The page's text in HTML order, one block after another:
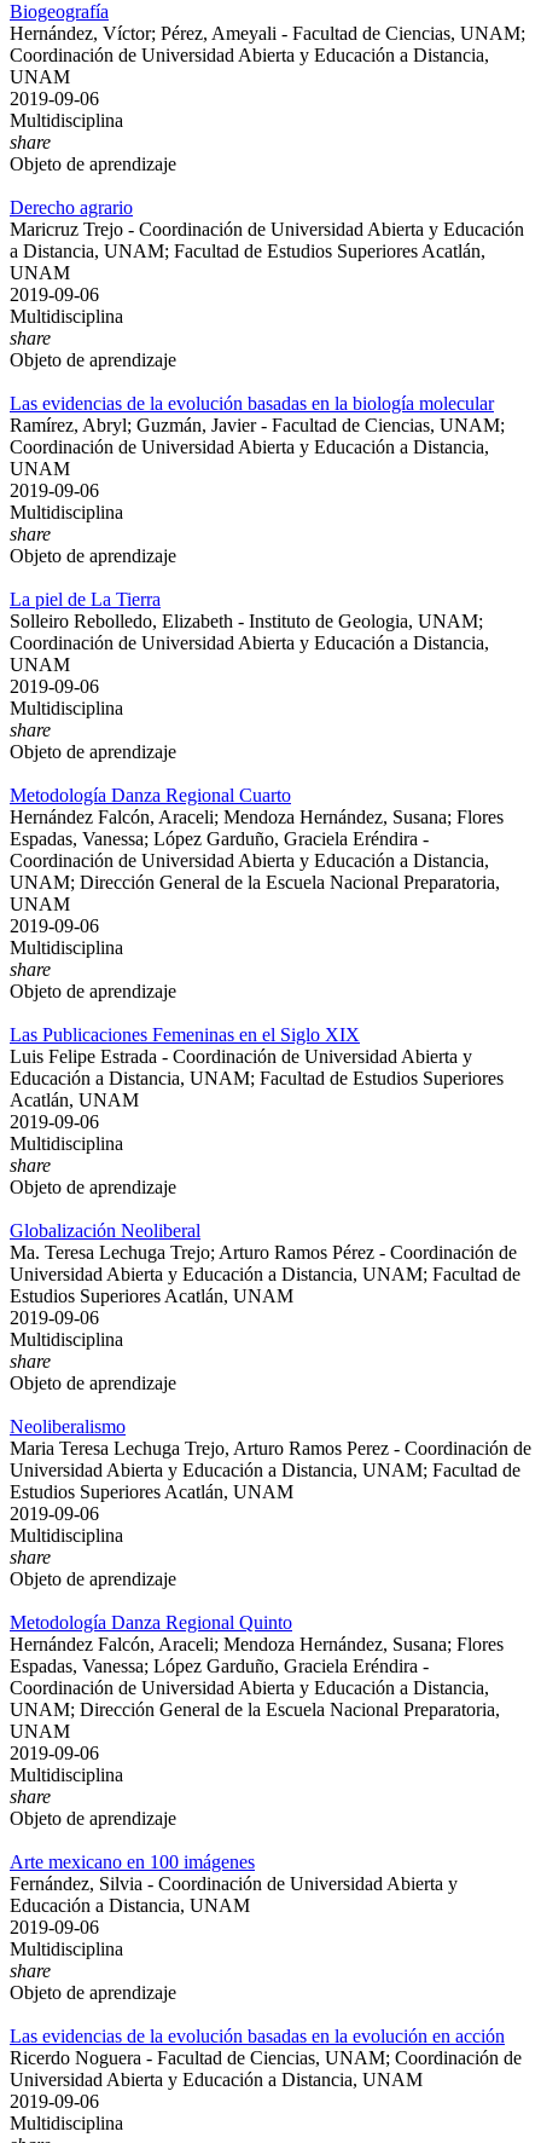
Biogeografía
Hernández, Víctor; Pérez, Ameyali - Facultad de Ciencias, UNAM;
Coordinación de Universidad Abierta y Educación a Distancia,
UNAM
2019-09-06
Multidisciplina
share
Objeto de aprendizaje
Derecho agrario
Maricruz Trejo - Coordinación de Universidad Abierta y Educación
a Distancia, UNAM; Facultad de Estudios Superiores Acatlán,
UNAM
2019-09-06
Multidisciplina
share
Objeto de aprendizaje
Las evidencias de la evolución basadas en la biología molecular
Ramírez, Abryl; Guzmán, Javier - Facultad de Ciencias, UNAM;
Coordinación de Universidad Abierta y Educación a Distancia,
UNAM
2019-09-06
Multidisciplina
share
Objeto de aprendizaje
La piel de La Tierra
Solleiro Rebolledo, Elizabeth - Instituto de Geologia, UNAM;
Coordinación de Universidad Abierta y Educación a Distancia,
UNAM
2019-09-06
Multidisciplina
share
Objeto de aprendizaje
Metodología Danza Regional Cuarto
Hernández Falcón, Araceli; Mendoza Hernández, Susana; Flores
Espadas, Vanessa; López Garduño, Graciela Eréndira -
Coordinación de Universidad Abierta y Educación a Distancia,
UNAM; Dirección General de la Escuela Nacional Preparatoria,
UNAM
2019-09-06
Multidisciplina
share
Objeto de aprendizaje
Las Publicaciones Femeninas en el Siglo XIX
Luis Felipe Estrada - Coordinación de Universidad Abierta y
Educación a Distancia, UNAM; Facultad de Estudios Superiores
Acatlán, UNAM
2019-09-06
Multidisciplina
share
Objeto de aprendizaje
Globalización Neoliberal
Ma. Teresa Lechuga Trejo; Arturo Ramos Pérez - Coordinación de
Universidad Abierta y Educación a Distancia, UNAM; Facultad de
Estudios Superiores Acatlán, UNAM
2019-09-06
Multidisciplina
share
Objeto de aprendizaje
Neoliberalismo
Maria Teresa Lechuga Trejo, Arturo Ramos Perez - Coordinación de
Universidad Abierta y Educación a Distancia, UNAM; Facultad de
Estudios Superiores Acatlán, UNAM
2019-09-06
Multidisciplina
share
Objeto de aprendizaje
Metodología Danza Regional Quinto
Hernández Falcón, Araceli; Mendoza Hernández, Susana; Flores
Espadas, Vanessa; López Garduño, Graciela Eréndira -
Coordinación de Universidad Abierta y Educación a Distancia,
UNAM; Dirección General de la Escuela Nacional Preparatoria,
UNAM
2019-09-06
Multidisciplina
share
Objeto de aprendizaje
Arte mexicano en 100 imágenes
Fernández, Silvia - Coordinación de Universidad Abierta y
Educación a Distancia, UNAM
2019-09-06
Multidisciplina
share
Objeto de aprendizaje
Las evidencias de la evolución basadas en la evolución en acción
Ricerdo Noguera - Facultad de Ciencias, UNAM; Coordinación de
Universidad Abierta y Educación a Distancia, UNAM
2019-09-06
Multidisciplina